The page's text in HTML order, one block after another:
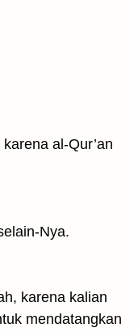
al-Qur’an
Nya.
karena kalian
mendatangkan